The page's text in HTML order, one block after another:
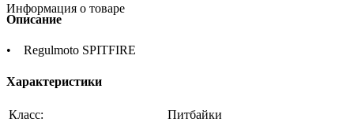
Информация о товаре
Описание
• Regulmoto SPITFIRE
Характеристики
Класс:
Питбайки